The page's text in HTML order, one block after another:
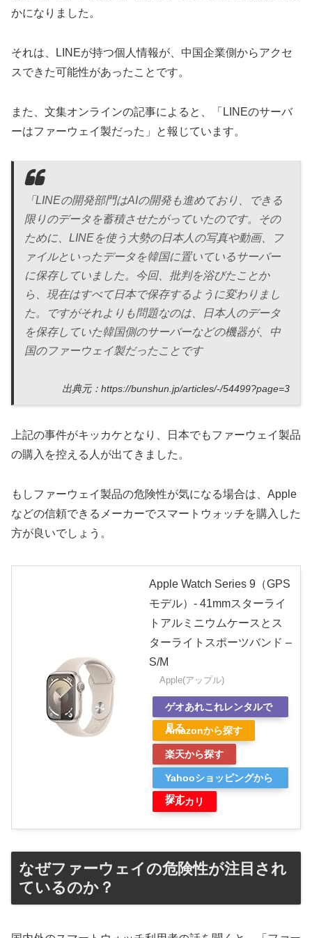
かになりました。
それは、LINEが持つ個人情報が、中国企業側からアクセ
スできた可能性があったことです。
また、文集オンラインの記事によると、「LINEのサーバ
ーはファーウェイ製だった」と報じています。
「LINEの開発部門はAIの開発も進めており、できる
限りのデータを蓄積させたがっていたのです。その
ために、LINEを使う大勢の日本人の写真や動画、フ
ァイルといったデータを韓国に置いているサーバー
に保存していました。今回、批判を浴びたことか
ら、現在はすべて日本で保存するように変わりまし
た。ですがそれよりも問題なのは、日本人のデータ
を保存していた韓国側のサーバーなどの機器が、中
国のファーウェイ製だったことです
出典元：https://bunshun.jp/articles/-/54499?page=3
上記の事件がキッカケとなり、日本でもファーウェイ製品
の購入を控える人が出てきました。
もしファーウェイ製品の危険性が気になる場合は、Apple
などの信頼できるメーカーでスマートウォッチを購入した
方が良いでしょう。
Apple Watch Series 9（GPS
モデル）- 41mmスターライ
トアルミニウムケースとス
ターライトスポーツバンド –
S/M
Apple(アップル)
ゲオあれこれレンタルで
見る
Amazonから探す
楽天から探す
Yahooショッピングから
探す
メルカリ
なぜファーウェイの危険性が注目され
ているのか？